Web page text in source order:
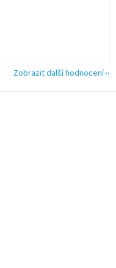
5 hvězdiček.
Zobrazit další hodnocení